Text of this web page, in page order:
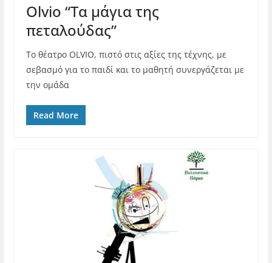
Olvio “Τα μάγια της
πεταλούδας”
Το θέατρο OLVIO, πιστό στις αξίες της τέχνης, με
σεβασμό για το παιδί και το μαθητή συνεργάζεται με
την ομάδα
Read More